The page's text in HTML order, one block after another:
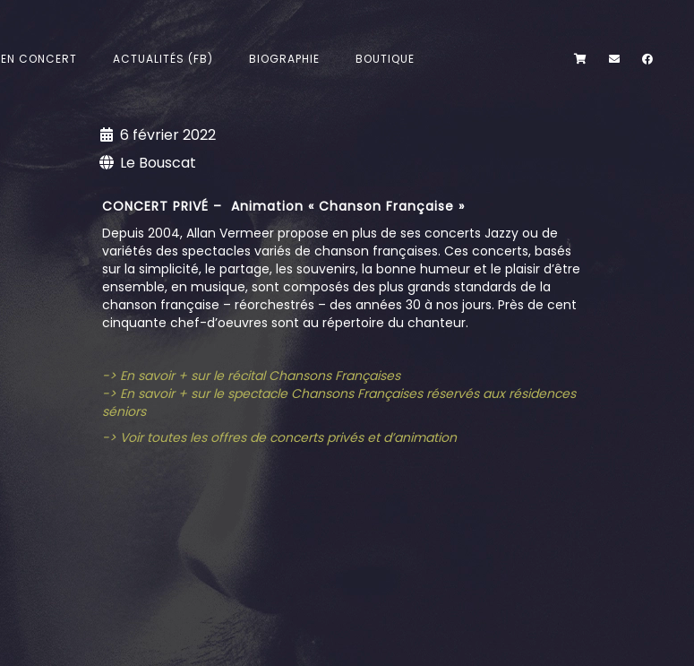
EN CONCERT ACTUALITÉS (FB) BIOGRAPHIE BOUTIQUE
6 février 2022
Le Bouscat
CONCERT PRIVÉ – Animation « Chanson Française »
Depuis 2004, Allan Vermeer propose en plus de ses concerts Jazzy ou de
variétés des spectacles variés de chanson françaises. Ces concerts, basés
sur la simplicité, le partage, les souvenirs, la bonne humeur et le plaisir d’être
ensemble, en musique, sont composés des plus grands standards de la
chanson française – réorchestrés – des années 30 à nos jours. Près de cent
cinquante chef-d’oeuvres sont au répertoire du chanteur.
-> En savoir + sur le récital Chansons Françaises
-> En savoir + sur le spectacle Chansons Françaises réservés aux résidences
séniors
-> Voir toutes les offres de concerts privés et d’animation